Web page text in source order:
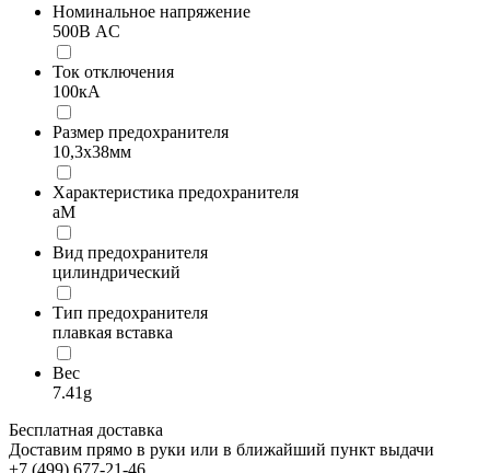
Номинальное напряжение
500В AC
Ток отключения
100кА
Размер предохранителя
10,3x38мм
Характеристика предохранителя
aM
Вид предохранителя
цилиндрический
Тип предохранителя
плавкая вставка
Вес
7.41g
Бесплатная доставка
Доставим прямо в руки или в ближайший пункт выдачи
+7 (499) 677-21-46